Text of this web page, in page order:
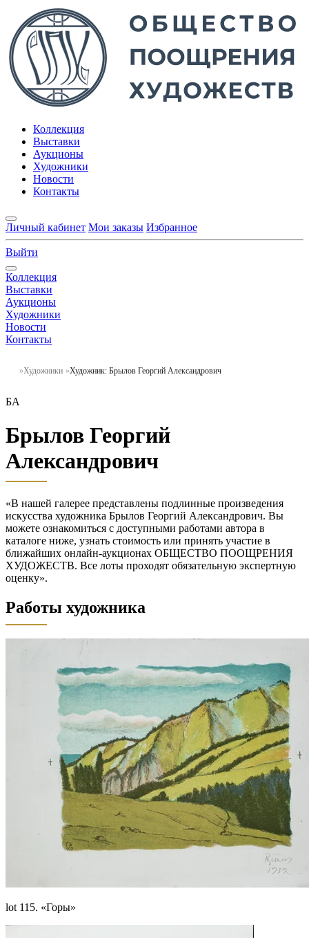
Коллекция
Выставки
Аукционы
Художники
Новости
Контакты
Личный кабинет Мои заказы Избранное
Выйти
Коллекция
Выставки
Аукционы
Художники
Новости
Контакты
Художники Художник: Брылов Георгий Александрович
БА
Брылов Георгий
Александрович
«В нашей галерее представлены подлинные произведения
искусства художника Брылов Георгий Александрович. Вы
можете ознакомиться с доступными работами автора в
каталоге ниже, узнать стоимость или принять участие в
ближайших онлайн-аукционах ОБЩЕСТВО ПООЩРЕНИЯ
ХУДОЖЕСТВ. Все лоты проходят обязательную экспертную
оценку».
Работы художника
lot 115. «Горы»